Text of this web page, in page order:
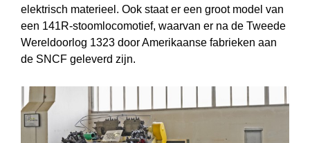
elektrisch materieel. Ook staat er een groot model van
een 141R-stoomlocomotief, waarvan er na de Tweede
Wereldoorlog 1323 door Amerikaanse fabrieken aan
de SNCF geleverd zijn.